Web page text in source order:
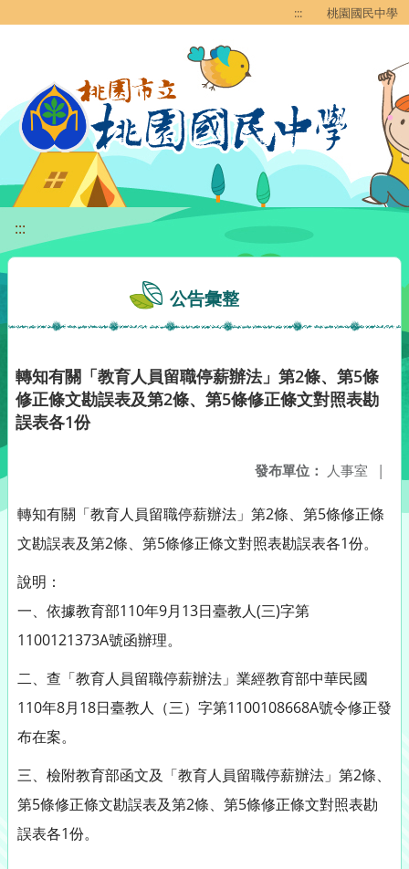
::: 桃園國民中學
:::
公告彙整
轉知有關「教育人員留職停薪辦法」第2條、第5條
修正條文勘誤表及第2條、第5條修正條文對照表勘
誤表各1份
發布單位： 人事室 |
轉知有關「教育人員留職停薪辦法」第2條、第5條修正條
文勘誤表及第2條、第5條修正條文對照表勘誤表各1份。
說明：
一、依據教育部110年9月13日臺教人(三)字第
1100121373A號函辦理。
二、查「教育人員留職停薪辦法」業經教育部中華民國
110年8月18日臺教人（三）字第1100108668A號令修正發
布在案。
三、檢附教育部函文及「教育人員留職停薪辦法」第2條、
第5條修正條文勘誤表及第2條、第5條修正條文對照表勘
誤表各1份。